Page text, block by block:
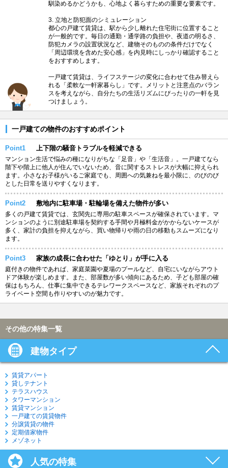
馴染めるかどうかも、心地よく暮らすための重要な要素です。
3. 立地と防犯面のシミュレーション
都心の戸建て賃貸は、駅から少し離れた住宅街に位置すること
が一般的です。毎日の通勤・通学路の負担や、夜道の明るさ、
防犯カメラの設置状況など、建物そのものの条件だけでなく
「周辺環境を含めた安心感」を内見時にしっかり確認すること
をおすすめします。
一戸建て賃貸は、ライフステージの変化に合わせて住み替えら
れる「柔軟な一軒家暮らし」です。メリットと注意点のバラン
スを考えながら、自分たちの生活リズムにぴったりの一軒を見
つけましょう。
一戸建ての物件のおすすめポイント
Point1 上下階の騒音トラブルを軽減できる
マンション生活で悩みの種になりがちな「足音」や「生活音」。一戸建てなら
階下や階上に他人が住んでいないため、音に関するストレスが大幅に抑えられ
ます。小さなお子様がいるご家庭でも、周囲への気兼ねを最小限に、のびのび
とした日常を送りやすくなります。
Point2 敷地内に駐車場・駐輪場を備えた物件が多い
多くの戸建て賃貸では、玄関先に専用の駐車スペースが確保されています。マ
ンションのように別途駐車場を契約する手間や月極料金がかからないケースが
多く、家計の負担を抑えながら、買い物帰りや雨の日の移動もスムーズになり
ます。
Point3 家族の成長に合わせた「ゆとり」が手に入る
庭付きの物件であれば、家庭菜園や夏場のプールなど、自宅にいながらアウト
ドア体験が楽しめます。また、部屋数が多い傾向にあるため、子ども部屋の確
保はもちろん、仕事に集中できるテレワークスペースなど、家族それぞれのプ
ライベート空間も作りやすいのが魅力です。
その他の特集一覧
建物タイプ
賃貸アパート
貸しテナント
テラスハウス
タワーマンション
賃貸マンション
一戸建ての賃貸物件
分譲賃貸の物件
定期借家物件
メゾネット
人気の特集